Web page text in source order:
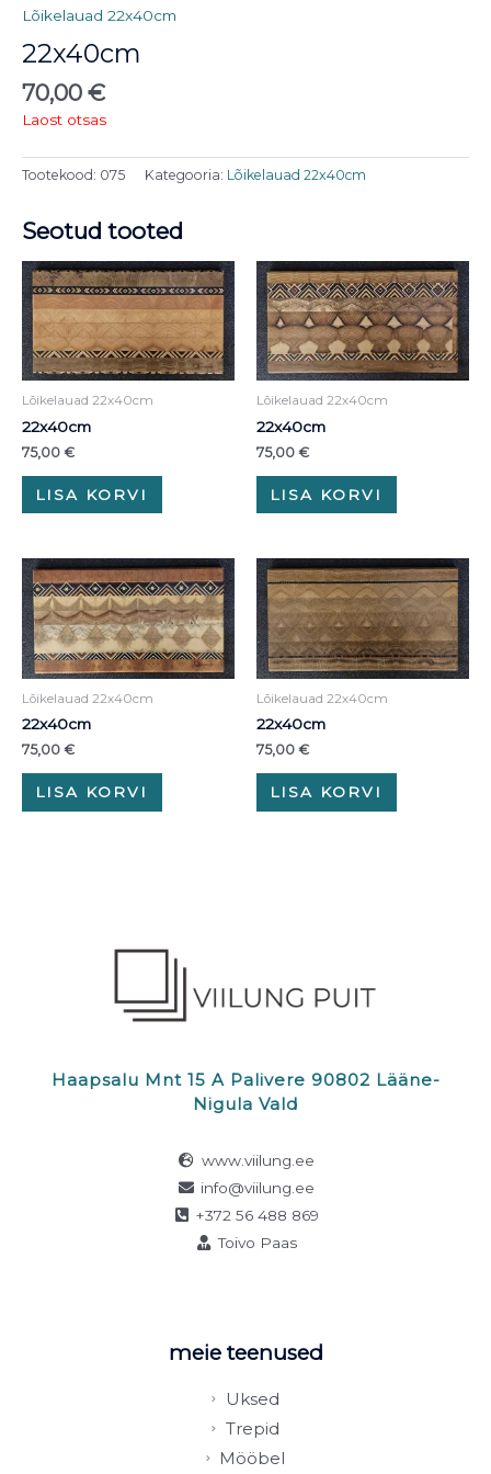
Lõikelauad 22x40cm
22x40cm
70,00 €
Laost otsas
Tootekood: 075 Kategooria: Lõikelauad 22x40cm
Seotud tooted
Lõikelauad 22x40cm
22x40cm
75,00 €
LISA KORVI
Lõikelauad 22x40cm
22x40cm
75,00 €
LISA KORVI
Lõikelauad 22x40cm
22x40cm
75,00 €
LISA KORVI
Lõikelauad 22x40cm
22x40cm
75,00 €
LISA KORVI
Haapsalu Mnt 15 A Palivere 90802 Lääne-
Nigula Vald
www.viilung.ee
info@viilung.ee
+372 56 488 869
Toivo Paas
meie teenused
Uksed
Trepid
Mööbel